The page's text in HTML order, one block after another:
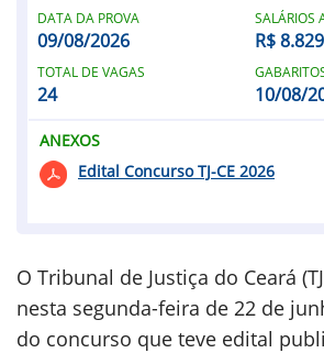
O Tribunal de Justiça do Ceará
nesta segunda-feira de 22 de
do concurso que teve edital
DATA DA PROVA
09/08/2026
SALÁRIOS
R$
TOTAL DE VAGAS
24 10/08/
ANEXOS
Edital Concurso TJ-CE 2026